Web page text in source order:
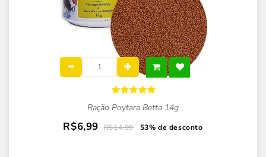
Ração Poytara Betta 14g
R$6,99 R$14,99 53% de desconto